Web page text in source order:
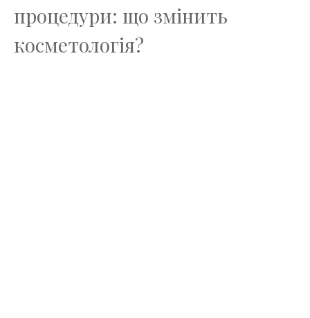
процедури: що змінить
косметологія?